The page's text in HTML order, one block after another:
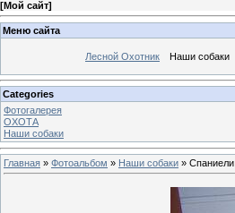
[Мой сайт]
Меню сайта
Лесной Охотник Наши собаки
Categories
Фотогалерея
ОХОТА
Наши собаки
Главная » Фотоальбом » Наши собаки » Спаниели